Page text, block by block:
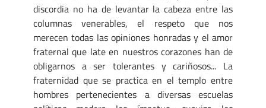
discordia no ha de levantar la cabeza entre las
columnas venerables, el respeto que nos
merecen todas las opiniones honradas y el amor
fraternal que late en nuestros corazones han de
obligarnos a ser tolerantes y cariñosos... La
fraternidad que se practica en el templo entre
hombres pertenecientes a diversas escuelas